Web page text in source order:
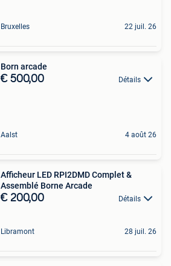
Bruxelles 22 juil. 26
Born arcade
€ 500,00 Détails
Aalst 4 août 26
Afficheur LED RPI2DMD Complet &
Assemblé Borne Arcade
€ 200,00 Détails
Libramont 28 juil. 26